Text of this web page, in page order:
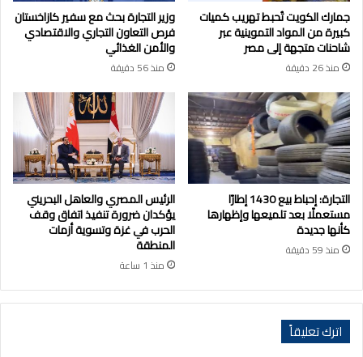
جمارك الكويت تُحبط تهريب كميات
كبيرة من المواد التموينية عبر
شاحنات متجهة إلى مصر
منذ 26 دقيقة
وزير التجارة بحث مع سفير كازاخستان
فرص التعاون التجاري والاقتصادي
والأمن الغذائي
منذ 56 دقيقة
التجارة: إحباط بيع 1430 إطارًا
مستعملًا بعد تلميعها وإظهارها
كأنها جديدة
منذ 59 دقيقة
الرئيس المصري والعاهل البحريني
يؤكدان ضرورة تنفيذ اتفاق وقف
الحرب في غزة وتسوية أزمات
المنطقة
منذ 1 ساعة
اترك تعليقاً